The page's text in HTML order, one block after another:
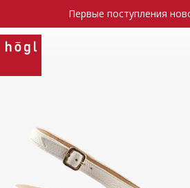
Первые поступления